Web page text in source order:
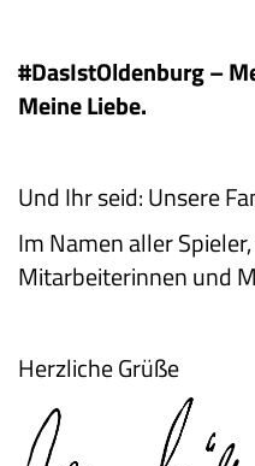
#DasIstOldenburg –
Meine Liebe.
Und Ihr seid: Unsere
Im Namen aller
Mitarbeiterinnen und
Herzliche Grüße